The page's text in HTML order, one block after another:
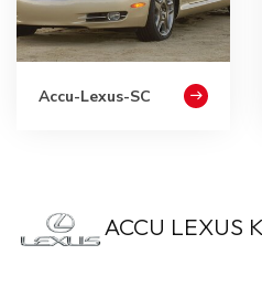
Accu-Lexus-SC
ACCU LEXUS